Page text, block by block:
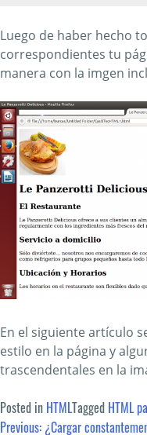
Luego de haber hecho
correspondientes tu
manera con la imgen
En el siguiente artículo
estilo en la página y
trascendentales en la
Posted in HTMLTagged HTML
Previous: ¿Cargar